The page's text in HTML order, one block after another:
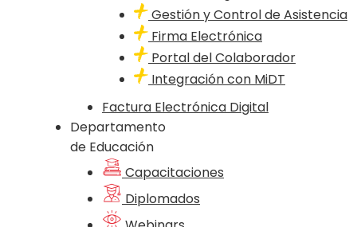
Gestión y Control de Asistencia
Firma Electrónica
Portal del Colaborador
Integración con MiDT
Factura Electrónica Digital
Departamento
de Educación
Capacitaciones
Diplomados